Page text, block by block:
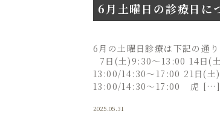
6月土曜日の診療日に
6月の土曜日診療は下記の通り
7日(土)9:30〜13:00 14日(
13:00/14:30～17:00 21日(土
13:00/14:30～17:00 虎 […]
2025.05.31